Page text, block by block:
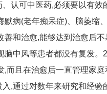
认可中医药,必须要以有
默病(老年痴呆症)、脑萎缩
善和治愈,能够达到治愈后
脑中风等患者都没有复发
,而且在治愈后一直管理家
,通过对数年来研究和经